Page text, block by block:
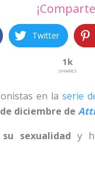
Twitter
1k
SHARES
en la serie
diciembre de
su sexualidad y